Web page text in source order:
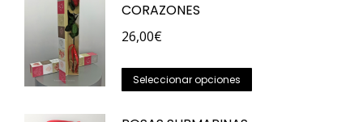
CORAZONES
26,00€
Seleccionar opciones